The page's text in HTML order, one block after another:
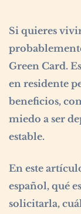
Si quieres
Green Card.
en residente
beneficios,
miedo a ser
estable.
En este
español, qué
solicitarla,